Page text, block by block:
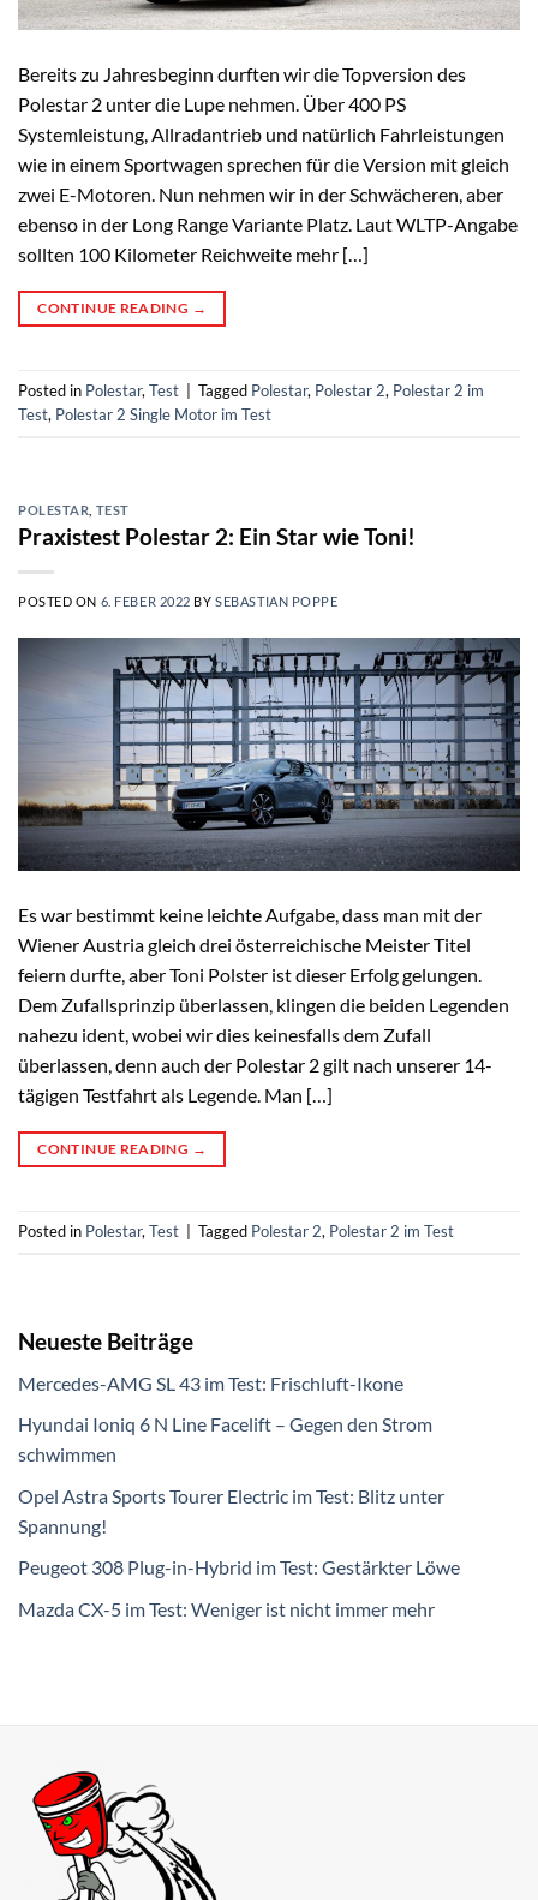
Bereits zu Jahresbeginn durften wir die Topversion des
Polestar 2 unter die Lupe nehmen. Über 400 PS
Systemleistung, Allradantrieb und natürlich Fahrleistungen
wie in einem Sportwagen sprechen für die Version mit gleich
zwei E-Motoren. Nun nehmen wir in der Schwächeren, aber
ebenso in der Long Range Variante Platz. Laut WLTP-Angabe
sollten 100 Kilometer Reichweite mehr […]
CONTINUE READING →
Posted in Polestar, Test Tagged Polestar, Polestar 2, Polestar 2 im
Test, Polestar 2 Single Motor im Test
POLESTAR TEST
Praxistest Polestar 2: Ein Star wie Toni!
POSTED ON 6. FEBER 2022 BYSEBASTIAN POPPE
Es war bestimmt keine leichte Aufgabe, dass man mit der
Wiener Austria gleich drei österreichische Meister Titel
feiern durfte, aber Toni Polster ist dieser Erfolg gelungen.
Dem Zufallsprinzip überlassen, klingen die beiden Legenden
nahezu ident, wobei wir dies keinesfalls dem Zufall
überlassen, denn auch der Polestar 2 gilt nach unserer 14-
tägigen Testfahrt als Legende. Man […]
CONTINUE READING →
Posted in Polestar,Test Tagged Polestar 2, Polestar 2 im Test
Neueste Beiträge
Mercedes-AMG SL 43 im Test: Frischluft-Ikone
Hyundai Ioniq 6 N Line Facelift – Gegen den Strom
schwimmen
Opel Astra Sports Tourer Electric im Test: Blitz unter
Spannung!
Peugeot 308 Plug-in-Hybrid im Test: Gestärkter Löwe
Mazda CX-5 im Test: Weniger ist nicht immer mehr